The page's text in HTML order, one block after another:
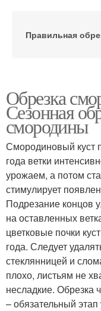
Правильная
Обрезка
Сезонная
смородины
Смородиновый куст
года ветки
урожаем, а потом
стимулирует
Подрезание концов
на оставленных
цветковые почки
года. Следует
стеклянницей и
плохо, листьям не
несладкие. Обрезка
– обязательный